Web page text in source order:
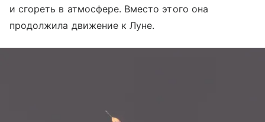
и сгореть в атмосфере. Вместо этого она
продолжила движение к Луне.